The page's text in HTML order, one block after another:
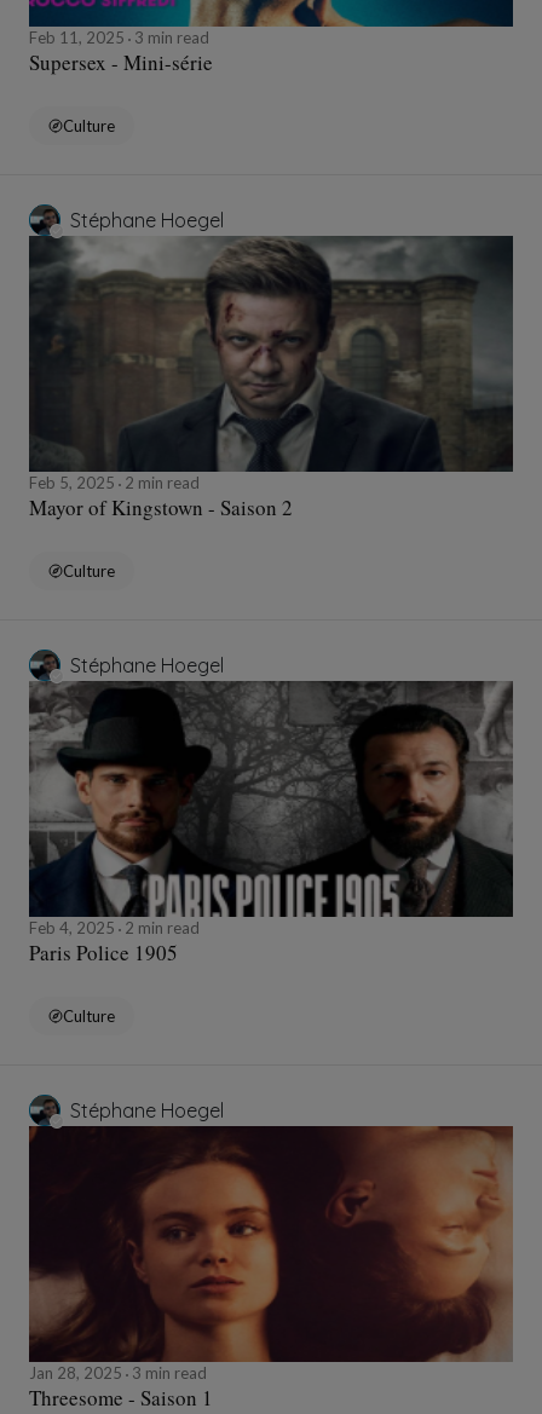
Feb 11, 2025 3 min read
Supersex - Mini-série
Culture
Stéphane Hoegel
Feb 5, 2025 2 min read
Mayor of Kingstown - Saison 2
Culture
Stéphane Hoegel
Feb 4, 2025 2 min read
Paris Police 1905
Culture
Stéphane Hoegel
Jan 28, 2025 3 min read
Threesome - Saison 1